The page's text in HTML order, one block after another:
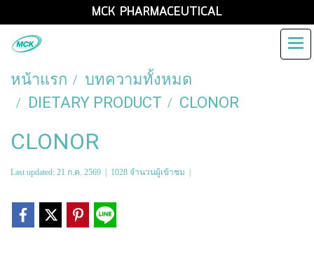
MCK PHARMACEUTICAL
หน้าแรก
บทความทั้งหมด
DIETARY PRODUCT
CLONOR
CLONOR
Last updated: 21 ก.ค. 2569 1028 จำนวนผู้เข้าชม